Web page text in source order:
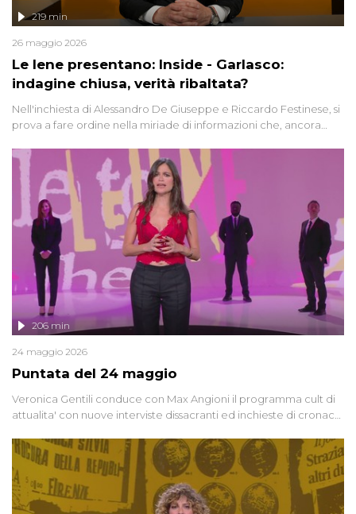
Le Iene presentano: Inside - Garlasco:
indagine chiusa, verità ribaltata?
219 min
26 maggio 2026
Nell'inchiesta di Alessandro De Giuseppe e Riccardo Festinese, si
prova a fare ordine nella miriade di informazioni che, ancora
giudiziarie più discusse degli ultimi anni. Lo speciale ricostruisce la
vicenda mettendo in fila testimonianze, errori, dettagli
controversi e i protagonisti di un'indagine che sembra non avere
fine.
Puntata del 24 maggio
206 min
24 maggio 2026
Veronica Gentili conduce con Max Angioni il programma cult di
attualita' con nuove interviste dissacranti ed inchieste di cronaca